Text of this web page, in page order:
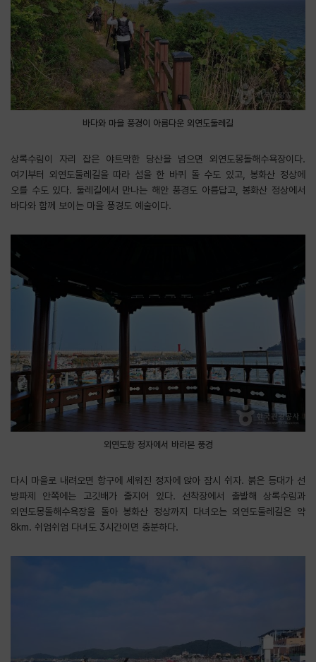
바다와 마을 풍경이 아름다운 외연도둘레길
상록수림이 자리 잡은 야트막한 당산을 넘으면 외연도몽돌해수욕장이다.
여기부터 외연도둘레길을 따라 섬을 한 바퀴 돌 수도 있고, 봉화산 정상에
오를 수도 있다. 둘레길에서 만나는 해안 풍경도 아름답고, 봉화산 정상에서
바다와 함께 보이는 마을 풍경도 예술이다.
외연도항 정자에서 바라본 풍경
다시 마을로 내려오면 항구에 세워진 정자에 앉아 잠시 쉬자. 붉은 등대가 선
방파제 안쪽에는 고깃배가 줄지어 있다. 선착장에서 출발해 상록수림과
외연도몽돌해수욕장을 돌아 봉화산 정상까지 다녀오는 외연도둘레길은 약
8km. 쉬엄쉬엄 다녀도 3시간이면 충분하다.